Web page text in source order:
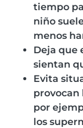
tiempo
niño
menos
Deja que
sientan
Evita
provocan
por
los